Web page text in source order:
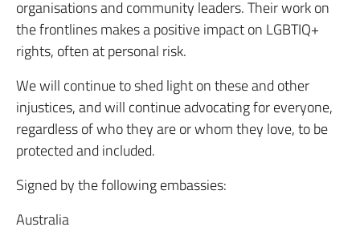
organisations and community leaders. Their work on
the frontlines makes a positive impact on LGBTIQ+
rights, often at personal risk.
We will continue to shed light on these and other
injustices, and will continue advocating for everyone,
regardless of who they are or whom they love, to be
protected and included.
Signed by the following embassies:
Australia